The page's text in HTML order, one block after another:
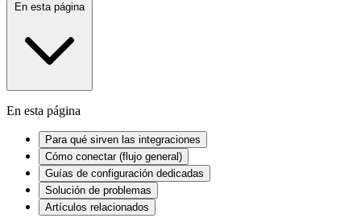
En esta página
En esta página
Para qué sirven las integraciones
Cómo conectar (flujo general)
Guías de configuración dedicadas
Solución de problemas
Artículos relacionados